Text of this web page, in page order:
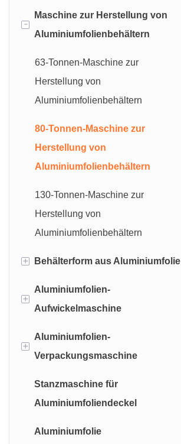
-
Maschine zur Herstellung von
Aluminiumfolienbehältern
63-Tonnen-Maschine zur
Herstellung von
Aluminiumfolienbehältern
80-Tonnen-Maschine zur
Herstellung von
Aluminiumfolienbehältern
130-Tonnen-Maschine zur
Herstellung von
Aluminiumfolienbehältern
+ Behälterform aus Aluminiumfolie
Faltenwand-Behälterform aus
Aluminiumfolie
Glatte Wand-Aluminiumfolien-
Behälterform
+
Aluminiumfolien-
Aufwickelmaschine
Maschine zur Herstellung von
Aluminiumfolie
Halbautomatische
Aluminiumfolien-
+
Aluminiumfolien-
Verpackungsmaschine
Verpackungsmaschine für
Aluminiumfolienpapier
Verpackungsmaschine für
Stanzmaschine für
Aluminiumfoliendeckel
Aluminiumfolie